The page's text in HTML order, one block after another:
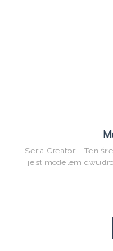
Seria Creator Ten
jest modelem